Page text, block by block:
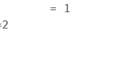
= 1